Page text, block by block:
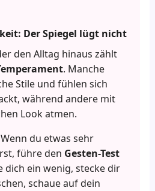
Der Spiegel lügt nicht
den Alltag hinaus zählt
. Manche
Stile und fühlen sich
während andere mit
Look atmen.
du etwas sehr
führe den Gesten-Test
dich ein wenig, stecke dir
schaue auf dein